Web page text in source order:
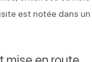
est notée dans